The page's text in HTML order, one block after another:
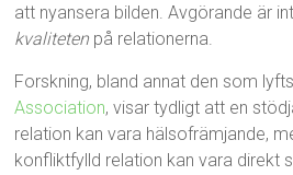
att nyansera bilden. Avgörande är
kvaliteten på relationerna.
Forskning, bland annat den som
Association, visar tydligt att en
relation kan vara hälsofrämjande,
konfliktfylld relation kan vara direkt